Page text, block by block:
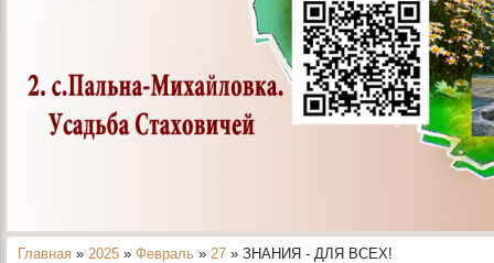
Главная » 2025 » Февраль » 27 » ЗНАНИЯ - ДЛЯ ВСЕХ!